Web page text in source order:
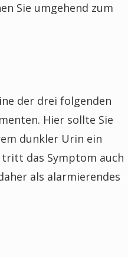
Sie umgehend zum
der drei folgenden
Hier sollte Sie
dunkler Urin ein
das Symptom auch
als alarmierendes